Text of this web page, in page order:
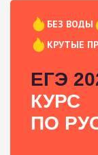
БЕЗ ВОДЫ
КРУТЫЕ
ЕГЭ
КУРС
ПО